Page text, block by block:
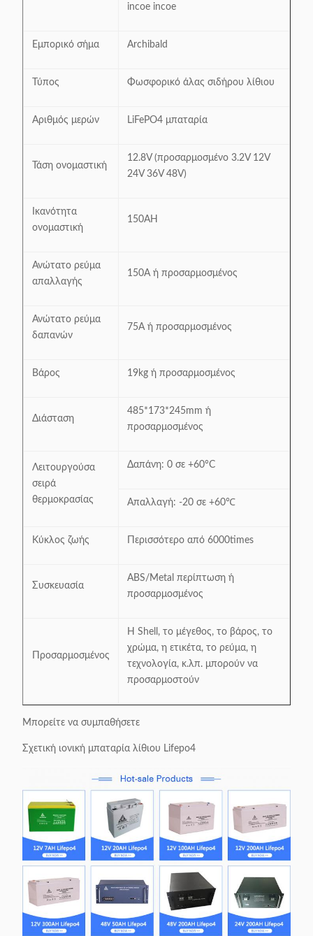
incoe incoe
Εμπορικό σήμα Archibald
Τύπος Φωσφορικό άλας σιδήρου λίθιου
Αριθμός μερών LiFePO4 μπαταρία
Τάση ονομαστική
12.8V (προσαρμοσμένο 3.2V 12V
24V 36V 48V)
Ικανότητα
ονομαστική
150AH
Ανώτατο ρεύμα
απαλλαγής
150A ή προσαρμοσμένος
Ανώτατο ρεύμα
δαπανών
75A ή προσαρμοσμένος
Βάρος 19kg ή προσαρμοσμένος
Διάσταση
485*173*245mm ή
προσαρμοσμένος
Λειτουργούσα
σειρά
θερμοκρασίας
Δαπάνη: 0 σε +60°C
Απαλλαγή: -20 σε +60℃
Κύκλος ζωής Περισσότερο από 6000times
Συσκευασία
ABS/Metal περίπτωση ή
προσαρμοσμένος
Προσαρμοσμένος
Η Shell, το μέγεθος, το βάρος, το
χρώμα, η ετικέτα, το ρεύμα, η
τεχνολογία, κ.λπ. μπορούν να
προσαρμοστούν
Μπορείτε να συμπαθήσετε
Σχετική ιονική μπαταρία λίθιου Lifepo4